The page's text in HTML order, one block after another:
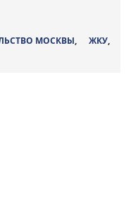
МОСКВЫ, ЖКУ,